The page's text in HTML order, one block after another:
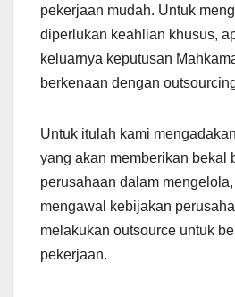
pekerjaan mudah. Untuk
diperlukan keahlian khusus,
keluarnya keputusan
berkenaan dengan
Untuk itulah kami
yang akan memberikan bekal
perusahaan dalam
mengawal kebijakan
melakukan outsource untuk
pekerjaan.